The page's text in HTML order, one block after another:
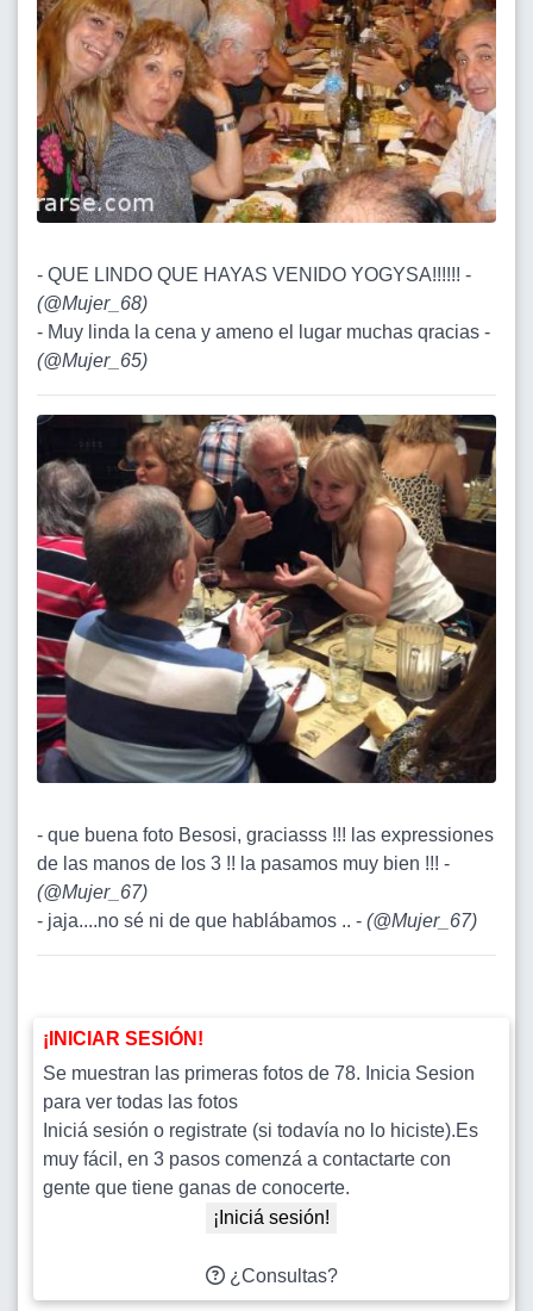
- QUE LINDO QUE HAYAS VENIDO YOGYSA!!!!!! -
(@Mujer_68)
- Muy linda la cena y ameno el lugar muchas qracias -
(@Mujer_65)
- que buena foto Besosi, graciasss !!! las expressiones
de las manos de los 3 !! la pasamos muy bien !!! -
(@Mujer_67)
- jaja....no sé ni de que hablábamos .. - (@Mujer_67)
¡INICIAR SESIÓN!
Se muestran las primeras fotos de 78. Inicia Sesion
para ver todas las fotos
Iniciá sesión o registrate (si todavía no lo hiciste).Es
muy fácil, en 3 pasos comenzá a contactarte con
gente que tiene ganas de conocerte.
¡Iniciá sesión!
¿Consultas?